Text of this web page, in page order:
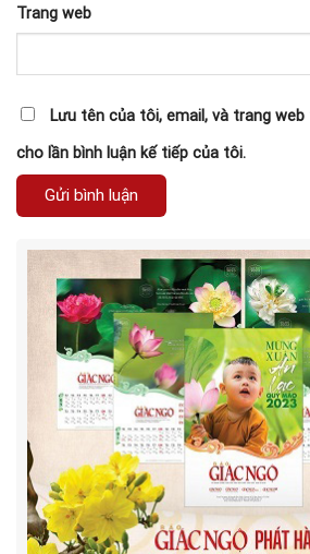
Trang web
Lưu tên của tôi, email, và trang
cho lần bình luận kế tiếp của tôi.